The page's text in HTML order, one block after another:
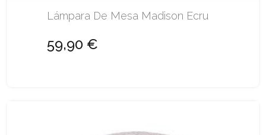
Lámpara De Mesa Madison Ecru
59,90 €